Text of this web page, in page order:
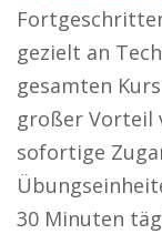
gezielt an
gesamten
großer Vorteil
sofortige
30 Minuten